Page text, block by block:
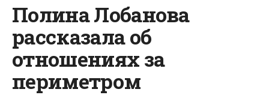
Полина Лобанова
рассказала об
отношениях за
периметром